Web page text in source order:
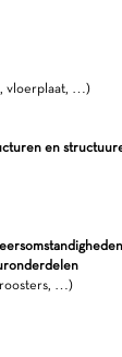
vloerplaat, …)
en
…)